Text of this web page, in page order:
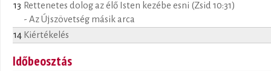
13 Rettenetes dolog az élő Isten kezébe esni (Zsid 10:31)
- Az Újszövetség másik arca
14 Kiértékelés
Időbeosztás